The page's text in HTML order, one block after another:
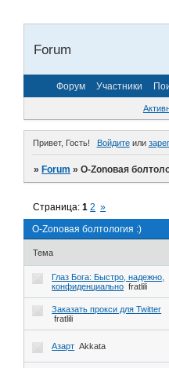
Forum
Форум Участники
Привет, Гость! Войдитеили
»Forum »O-Zonoвая
O-Zonoвая болтология :)
Страница:1 2 »
Тема
Глаз Бога: Быстро, надежно,
конфиденциально fratlili
Заказать прокси для Twitter
fratlili
Азарт Akkata